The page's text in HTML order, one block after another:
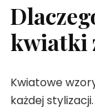
kwiatki
Kwiatowe
każdej